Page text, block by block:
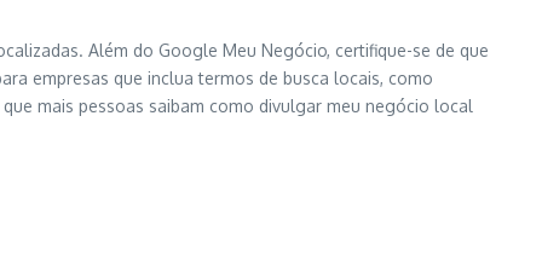
Além do Google Meu Negócio, certifique-se de que
empresas que inclua termos de busca locais, como
mais pessoas saibam como divulgar meu negócio local